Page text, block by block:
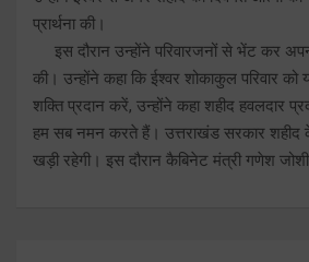
प्रार्थना की।
इस दौरान उन्होंने परिवारजनों से भेंट कर
की। उन्होंने कहा कि ईश्वर शोकाकुल परिवार
शक्ति प्रदान करें, उन्होंने कहा शहीद हवलदार
हम सब नमन करते हैं। उत्तराखंड सरकार शहीद
खड़ी रहेगी। इस दौरान कैबिनेट मंत्री गणेश